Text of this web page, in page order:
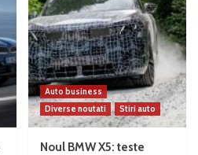
Auto business
Diverse noutati
Stiri auto
Noul BMW X5: teste